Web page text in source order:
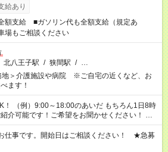
給あり
額支給 ■ガソリン代も全額支給（規定あ
場もご相談ください
北八王子駅 / 狭間駅 / …
地＞介護施設や病院 ※ご自宅の近くなど、お
ます！
！ （例）9:00～18:00のあいだ もちろん1日8時
介可能です！ご希望をお聞かせください！ ★
みが必要な場合も遠慮なくご相談ください。
上の勤務が必要です
仕事です。開始日はご相談ください！ ★急募